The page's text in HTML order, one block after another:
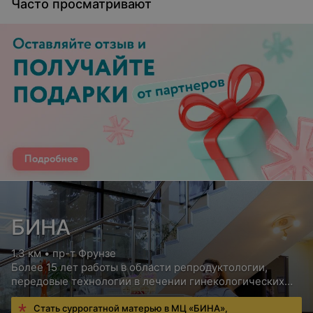
Часто просматривают
БИНА
1.3 км • пр-т Фрунзе
Более 15 лет работы в области репродуктологии,
передовые технологии в лечении гинекологических
заболеваний
Стать суррогатной матерью в МЦ «БИНА»,